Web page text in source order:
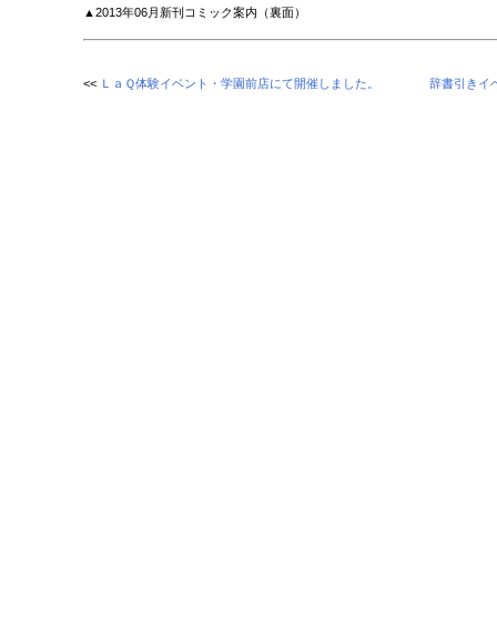
▲2013年06月新刊コミック案内（裏面）
<< ＬａＱ体験イベント・学園前店にて開催しました。 辞書引きイ